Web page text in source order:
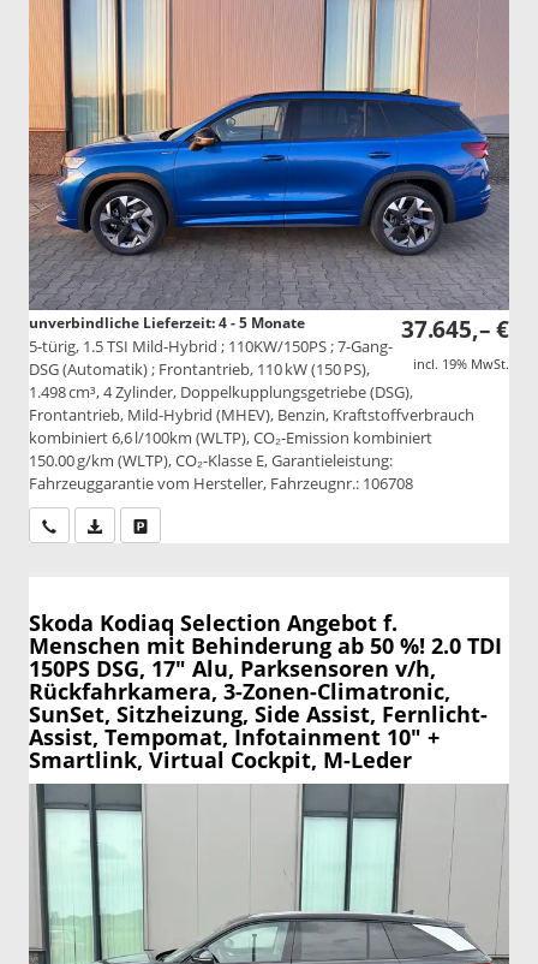
37.645,– €
incl. 19% MwSt.
unverbindliche Lieferzeit: 4 - 5 Monate
5-türig, 1.5 TSI Mild-Hybrid ; 110KW/150PS ; 7-Gang-
DSG (Automatik) ; Frontantrieb, 110 kW (150 PS),
1.498 cm³, 4 Zylinder, Doppelkupplungsgetriebe (DSG),
Frontantrieb, Mild-Hybrid (MHEV), Benzin, Kraftstoffverbrauch
kombiniert 6,6 l/100km (WLTP), CO₂-Emission kombiniert
150.00 g/km (WLTP), CO₂-Klasse E, Garantieleistung:
Fahrzeuggarantie vom Hersteller, Fahrzeugnr.: 106708
Wir rufen Sie anPDF-Datei, Fahrzeugexposé drucken
Skoda Kodiaq Selection Angebot f.
Menschen mit Behinderung ab 50 %! 2.0 TDI
150PS DSG, 17" Alu, Parksensoren v/h,
Rückfahrkamera, 3-Zonen-Climatronic,
SunSet, Sitzheizung, Side Assist, Fernlicht-
Assist, Tempomat, Infotainment 10" +
Smartlink, Virtual Cockpit, M-Leder